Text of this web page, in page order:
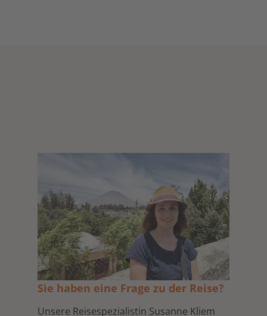
Sie haben eine Frage zu der Reise?
Unsere Reisespezialistin Susanne Kliem